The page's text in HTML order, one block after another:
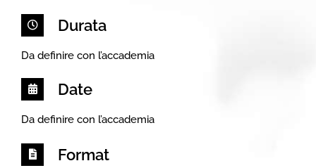
Durata
Da definire con l’accademia
Date
Da definire con l’accademia
Format